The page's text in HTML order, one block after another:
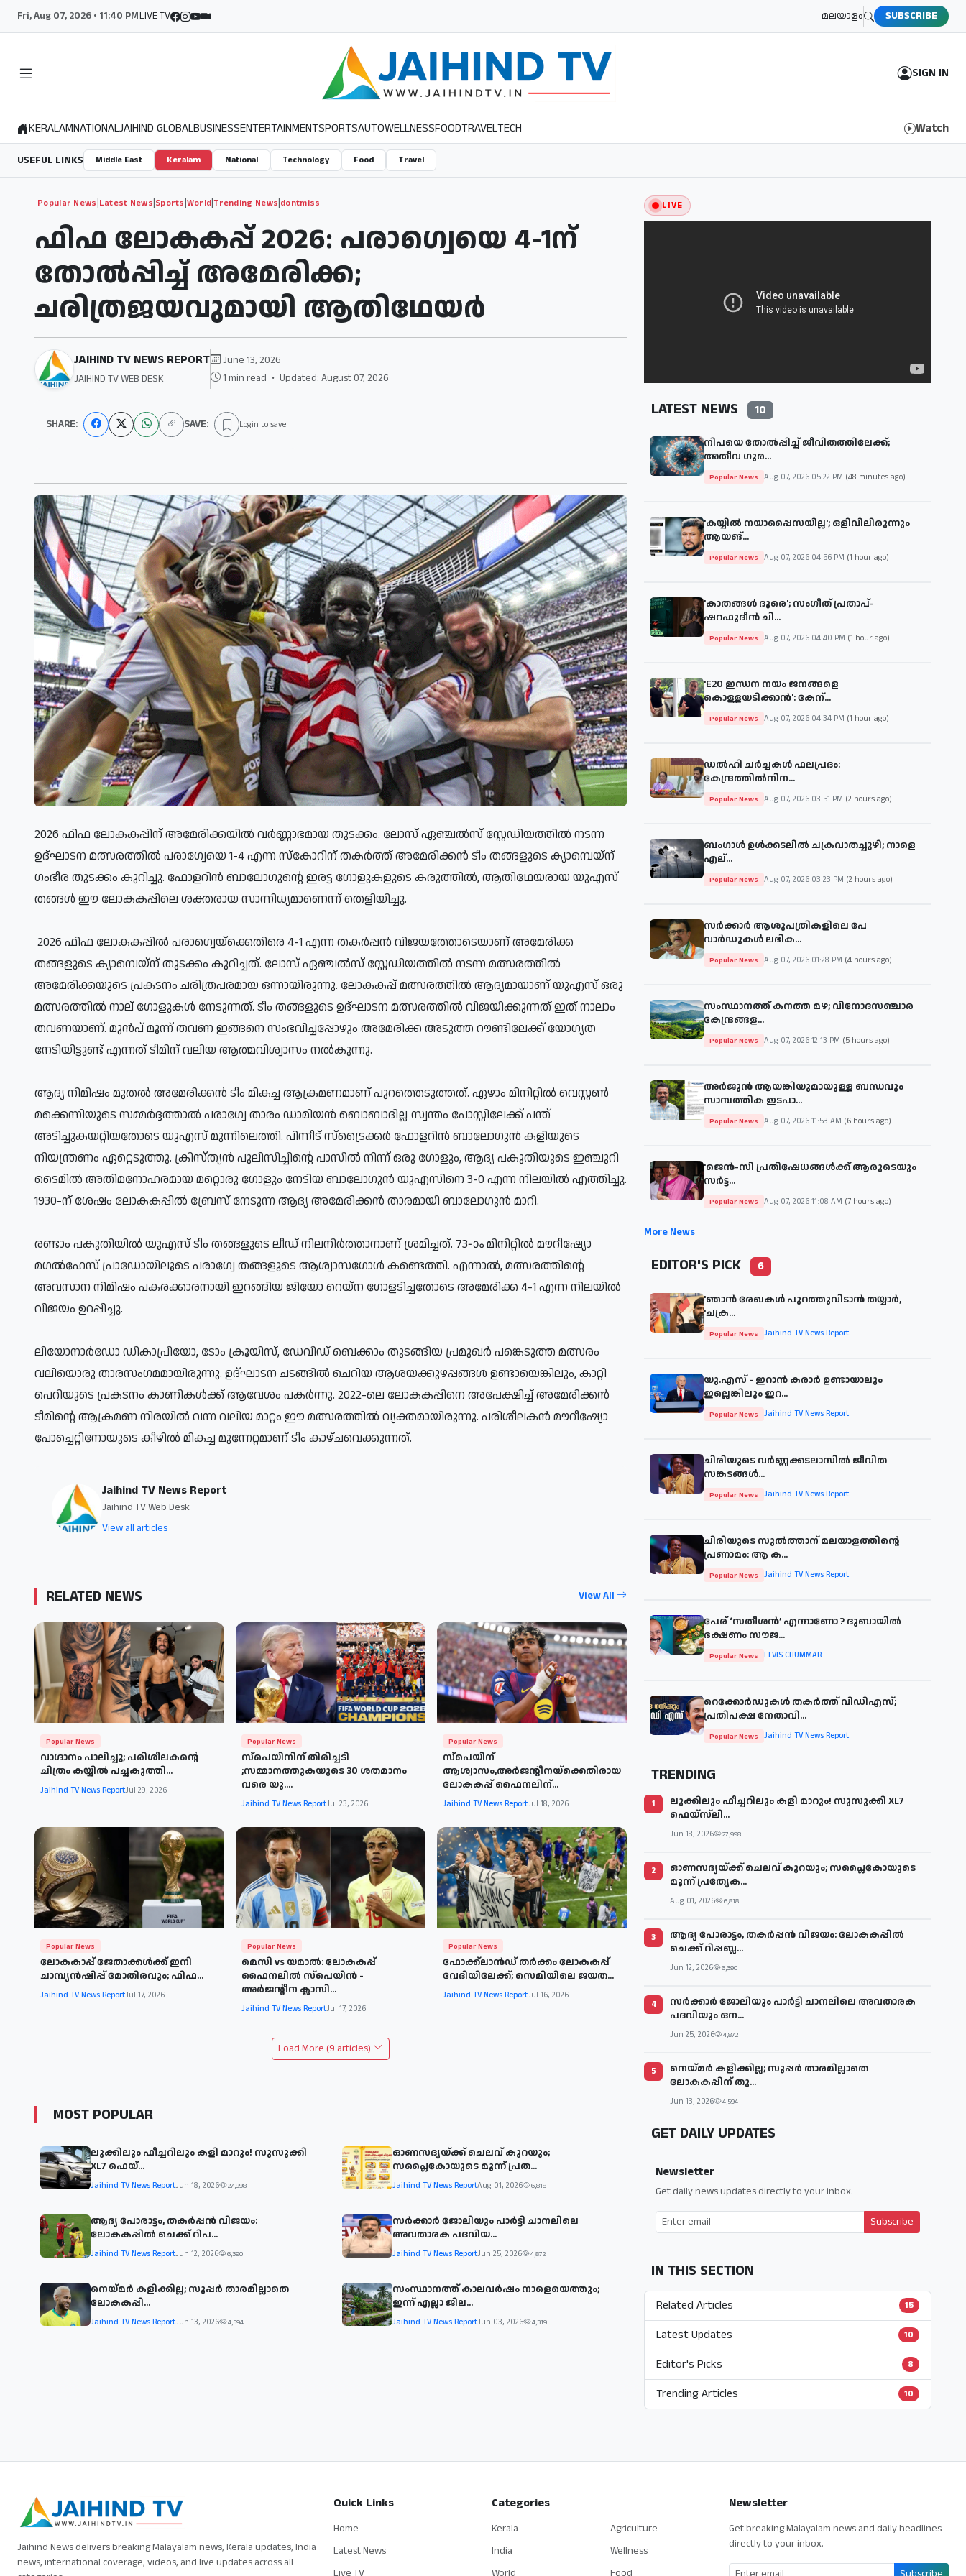
Fri, Aug 07, 2026 • 11:40 PMLIVE TV മലയാളം SUBSCRIBE
SIGN IN
KERALAMNATIONALJAIHIND GLOBALBUSINESSENTERTAINMENTSPORTSAUTOWELLNESSFOODTRAVELTECH Watch
USEFUL LINKS Middle East Keralam National Technology Food Travel
Popular News|Latest News|Sports|World|Trending News|dontmiss
ഫിഫ ലോകകപ്പ് 2026: പരാഗ്വെയെ 4-1ന്
തോൽപ്പിച്ച് അമേരിക്ക;
ചരിത്രജയവുമായി ആതിഥേയർ
JAIHIND TV NEWS REPORT
JAIHIND TV WEB DESK
June 13, 2026
1 min read • Updated: August 07, 2026
SHARE: SAVE: Login to save
2026 ഫിഫ ലോകകപ്പിന് അമേരിക്കയില്‍ വര്‍ണ്ണാഭമായ തുടക്കം. ലോസ് ഏഞ്ചല്‍സ് സ്റ്റേഡിയത്തില്‍ നടന്ന
ഉദ്ഘാടന മത്സരത്തില്‍ പരാഗ്വേയെ 1-4 എന്ന സ്‌കോറിന് തകര്‍ത്ത് അമേരിക്കന്‍ ടീം തങ്ങളുടെ ക്യാമ്പെയ്ന്
ഗംഭീര തുടക്കം കുറിച്ചു. ഫോളറിന്‍ ബാലോഗുന്റെ ഇരട്ട ഗോളുകളുടെ കരുത്തില്‍, ആതിഥേയരായ യുഎസ്
തങ്ങള്‍ ഈ ലോകകപ്പിലെ ശക്തരായ സാന്നിധ്യമാണെന്ന് തെളിയിച്ചു.
2026 ഫിഫ ലോകകപ്പില്‍ പരാഗ്വെയ്ക്കെതിരെ 4-1 എന്ന തകര്‍പ്പന്‍ വിജയത്തോടെയാണ് അമേരിക്ക
തങ്ങളുടെ ക്യാമ്പെയ്ന് തുടക്കം കുറിച്ചത്. ലോസ് ഏഞ്ചല്‍സ് സ്റ്റേഡിയത്തില്‍ നടന്ന മത്സരത്തില്‍
അമേരിക്കയുടെ പ്രകടനം ചരിത്രപരമായ ഒന്നായിരുന്നു. ലോകകപ്പ് മത്സരത്തില്‍ ആദ്യമായാണ് യുഎസ് ഒരു
മത്സരത്തില്‍ നാല് ഗോളുകള്‍ നേടുന്നത്. ടീം തങ്ങളുടെ ഉദ്ഘാടന മത്സരത്തില്‍ വിജയിക്കുന്നത് ഇത് നാലാം
തവണയാണ്. മുന്‍പ് മൂന്ന് തവണ ഇങ്ങനെ സംഭവിച്ചപ്പോഴും അമേരിക്ക അടുത്ത റൗണ്ടിലേക്ക് യോഗ്യത
നേടിയിട്ടുണ്ട് എന്നത് ടീമിന് വലിയ ആത്മവിശ്വാസം നല്‍കുന്നു.
ആദ്യ നിമിഷം മുതല്‍ അമേരിക്കന്‍ ടീം മികച്ച ആക്രമണമാണ് പുറത്തെടുത്തത്. ഏഴാം മിനിറ്റില്‍ വെസ്റ്റണ്‍
മക്കെന്നിയുടെ സമ്മര്‍ദ്ദത്താല്‍ പരാഗ്വേ താരം ഡാമിയന്‍ ബൊബാദില്ല സ്വന്തം പോസ്റ്റിലേക്ക് പന്ത്
അടിച്ചുകയറ്റിയതോടെ യുഎസ് മുന്നിലെത്തി. പിന്നീട് സ്‌ട്രൈക്കര്‍ ഫോളറിന്‍ ബാലോഗുന്‍ കളിയുടെ
നിയന്ത്രണം ഏറ്റെടുത്തു. ക്രിസ്ത്യന്‍ പുലിസിച്ചിന്റെ പാസില്‍ നിന്ന് ഒരു ഗോളും, ആദ്യ പകുതിയുടെ ഇഞ്ചുറി
ടൈമില്‍ അതിമനോഹരമായ മറ്റൊരു ഗോളും നേടിയ ബാലോഗുന്‍ യുഎസിനെ 3-0 എന്ന നിലയില്‍ എത്തിച്ചു.
1930-ന് ശേഷം ലോകകപ്പില്‍ ബ്രേസ് നേടുന്ന ആദ്യ അമേരിക്കന്‍ താരമായി ബാലോഗുന്‍ മാറി.
രണ്ടാം പകുതിയില്‍ യുഎസ് ടീം തങ്ങളുടെ ലീഡ് നിലനിര്‍ത്താനാണ് ശ്രമിച്ചത്. 73-ാം മിനിറ്റില്‍ മൗറീഷ്യോ
മഗല്‍ഹേസ് പ്രാഡോയിലൂടെ പരാഗ്വേ തങ്ങളുടെ ആശ്വാസഗോള്‍ കണ്ടെത്തി. എന്നാല്‍, മത്സരത്തിന്റെ
അവസാന നിമിഷം പകരക്കാരനായി ഇറങ്ങിയ ജിയോ റെയ്ന ഗോളടിച്ചതോടെ അമേരിക്ക 4-1 എന്ന നിലയില്‍
വിജയം ഉറപ്പിച്ചു.
ലിയോനാര്‍ഡോ ഡികാപ്രിയോ, ടോം ക്രൂയിസ്, ഡേവിഡ് ബെക്കാം തുടങ്ങിയ പ്രമുഖര്‍ പങ്കെടുത്ത മത്സരം
വലിയൊരു താരസംഗമമായിരുന്നു. ഉദ്ഘാടന ചടങ്ങില്‍ ചെറിയ ആശയക്കുഴപ്പങ്ങള്‍ ഉണ്ടായെങ്കിലും, കാറ്റി
പെറിയുടെ പ്രകടനം കാണികള്‍ക്ക് ആവേശം പകര്‍ന്നു. 2022-ലെ ലോകകപ്പിനെ അപേക്ഷിച്ച് അമേരിക്കന്‍
ടീമിന്റെ ആക്രമണ നിരയില്‍ വന്ന വലിയ മാറ്റം ഈ മത്സരത്തില്‍ വ്യക്തമായിരുന്നു. പരിശീലകന്‍ മൗറീഷ്യോ
പോച്ചെറ്റിനോയുടെ കീഴില്‍ മികച്ച മുന്നേറ്റമാണ് ടീം കാഴ്ചവെക്കുന്നത്.
Jaihind TV News Report
Jaihind TV Web Desk
View all articles
RELATED NEWS View All
Popular News
വാഗ്ദാനം പാലിച്ചു; പരിശീലകന്റെ
ചിത്രം കയ്യിൽ പച്ചകുത്തി...
Jaihind TV News ReportJul 29, 2026
Popular News
സ്പെയിനിന് തിരിച്ചടി
;സമ്മാനത്തുകയുടെ 30 ശതമാനം
വരെ യു....
Jaihind TV News ReportJul 23, 2026
Popular News
സ്പെയിന്
ആശ്വാസം,അർജന്റീനയ്‌ക്കെതിരായ
ലോകകപ്പ് ഫൈനലിന്...
Jaihind TV News ReportJul 18, 2026
Popular News
ലോകകാപ്പ് ജേതാക്കൾക്ക് ഇനി
ചാമ്പ്യൻഷിപ്പ് മോതിരവും; ഫിഫ...
Jaihind TV News ReportJul 17, 2026
Popular News
മെസി vs യമാൽ: ലോകകപ്പ്
ഫൈനലിൽ സ്പെയിൻ -
അർജന്റീന ക്ലാസി...
Jaihind TV News ReportJul 17, 2026
Popular News
ഫോക്ക്‌ലാൻഡ് തർക്കം ലോകകപ്പ്
വേദിയിലേക്ക്; സെമിയിലെ ജയത...
Jaihind TV News ReportJul 16, 2026
Load More (9 articles)
MOST POPULAR
ലുക്കിലും ഫീച്ചറിലും കളി മാറും! സുസുക്കി
XL7 ഫെയ്‌...
Jaihind TV News ReportJun 18, 2026 27,998
ഓണസദ്യയ്ക്ക് ചെലവ് കുറയും;
സപ്ലൈകോയുടെ മൂന്ന് പ്രത...
Jaihind TV News ReportAug 01, 2026 6,818
ആദ്യ പോരാട്ടം, തകർപ്പൻ വിജയം:
ലോകകപ്പിൽ ചെക്ക് റിപ...
Jaihind TV News ReportJun 12, 2026 6,390
സര്‍ക്കാര്‍ ജോലിയും പാര്‍ട്ടി ചാനലിലെ
അവതാരക പദവിയ...
Jaihind TV News ReportJun 25, 2026 4,872
നെയ്മര്‍ കളിക്കില്ല; സൂപ്പര്‍ താരമില്ലാതെ
ലോകകപ്പി...
Jaihind TV News ReportJun 13, 2026 4,594
സംസ്ഥാനത്ത് കാലവര്‍ഷം നാളെയെത്തും;
ഇന്ന് എല്ലാ ജില...
Jaihind TV News ReportJun 03, 2026 4,319
LIVE
LATEST NEWS 10
നിപയെ തോല്‍പ്പിച്ച് ജീവിതത്തിലേക്ക്;
അതീവ ഗുര...
Popular News Aug 07, 2026 05:22 PM (48 minutes ago)
'കയ്യില്‍ നയാപ്പൈസയില്ല'; ഒളിവിലിരുന്നും
ആയങ്...
Popular News Aug 07, 2026 04:56 PM (1 hour ago)
'കാതങ്ങള്‍ ദൂരെ'; സംഗീത് പ്രതാപ്-
ഷറഫുദീന്‍ ചി...
Popular News Aug 07, 2026 04:40 PM (1 hour ago)
'E20 ഇന്ധന നയം ജനങ്ങളെ
കൊള്ളയടിക്കാന്‍': കേന്...
Popular News Aug 07, 2026 04:34 PM (1 hour ago)
ഡല്‍ഹി ചര്‍ച്ചകള്‍ ഫലപ്രദം:
കേന്ദ്രത്തില്‍നിന...
Popular News Aug 07, 2026 03:51 PM (2 hours ago)
ബംഗാള്‍ ഉള്‍ക്കടലില്‍ ചക്രവാതച്ചുഴി; നാളെ
എല്...
Popular News Aug 07, 2026 03:23 PM (2 hours ago)
സര്‍ക്കാര്‍ ആശുപത്രികളിലെ പേ
വാര്‍ഡുകള്‍ ലഭിക...
Popular News Aug 07, 2026 01:28 PM (4 hours ago)
സംസ്ഥാനത്ത് കനത്ത മഴ; വിനോദസഞ്ചാര
കേന്ദ്രങ്ങള...
Popular News Aug 07, 2026 12:13 PM (5 hours ago)
അർജുൻ ആയങ്കിയുമായുള്ള ബന്ധവും
സാമ്പത്തിക ഇടപാ...
Popular News Aug 07, 2026 11:53 AM (6 hours ago)
'ജെന്‍-സി പ്രതിഷേധങ്ങള്‍ക്ക് ആരുടെയും
സര്‍ട്ട...
Popular News Aug 07, 2026 11:08 AM (7 hours ago)
More News
EDITOR'S PICK 6
'ഞാന്‍ രേഖകള്‍ പുറത്തുവിടാന്‍ തയ്യാര്‍,
'ചക്ര...
Popular News Jaihind TV News Report
യു.എസ് - ഇറാൻ കരാർ ഉണ്ടായാലും
ഇല്ലെങ്കിലും ഇറ...
Popular News Jaihind TV News Report
ചിരിയുടെ വര്‍ണ്ണക്കടലാസില്‍ ജീവിത
സങ്കടങ്ങള്‍...
Popular News Jaihind TV News Report
ചിരിയുടെ സുൽത്താന് മലയാളത്തിന്റെ
പ്രണാമം: ആ ക...
Popular News Jaihind TV News Report
പേര് ‘സതീശന്‍’ എന്നാണോ ? ദുബായില്‍
ഭക്ഷണം സൗജ...
Popular News ELVIS CHUMMAR
റെക്കോർഡുകൾ തകർത്ത് വിഡിഎസ്;
പ്രതിപക്ഷ നേതാവി...
Popular News Jaihind TV News Report
TRENDING
1
ലുക്കിലും ഫീച്ചറിലും കളി മാറും! സുസുക്കി XL7
ഫെയ്‌സ്‌ലി...
Jun 18, 2026 27,998
2
ഓണസദ്യയ്ക്ക് ചെലവ് കുറയും; സപ്ലൈകോയുടെ
മൂന്ന് പ്രത്യേക...
Aug 01, 2026 6,818
3
ആദ്യ പോരാട്ടം, തകർപ്പൻ വിജയം: ലോകകപ്പിൽ
ചെക്ക് റിപ്പബ്ല...
Jun 12, 2026 6,390
4
സര്‍ക്കാര്‍ ജോലിയും പാര്‍ട്ടി ചാനലിലെ അവതാരക
പദവിയും ഒന...
Jun 25, 2026 4,872
5
നെയ്മര്‍ കളിക്കില്ല; സൂപ്പര്‍ താരമില്ലാതെ
ലോകകപ്പിന് തു...
Jun 13, 2026 4,594
GET DAILY UPDATES
Newsletter
Get daily news updates directly to your inbox.
Subscribe
IN THIS SECTION
Related Articles 15
Latest Updates 10
Editor's Picks 8
Trending Articles 10
Jaihind News delivers breaking Malayalam news, Kerala updates, India
news, international coverage, videos, and live updates across all
Quick Links
Home
Latest News
Live TV
Categories
Kerala
India
World
Agriculture
Wellness
Food
Newsletter
Get breaking Malayalam news and daily headlines
directly to your inbox.